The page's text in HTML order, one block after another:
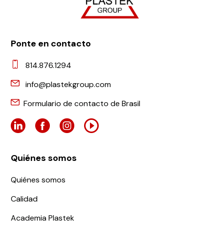
Ponte en contacto
814.876.1294
info@plastekgroup.com
Formulario de contacto de Brasil
Quiénes somos
Quiénes somos
Calidad
Academia Plastek